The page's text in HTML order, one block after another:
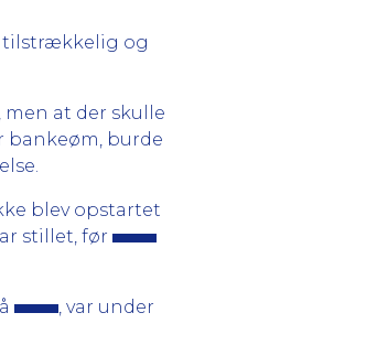
tilstrækkelig og
at der skulle
bankeøm, burde
blev opstartet
stillet, før
, var under